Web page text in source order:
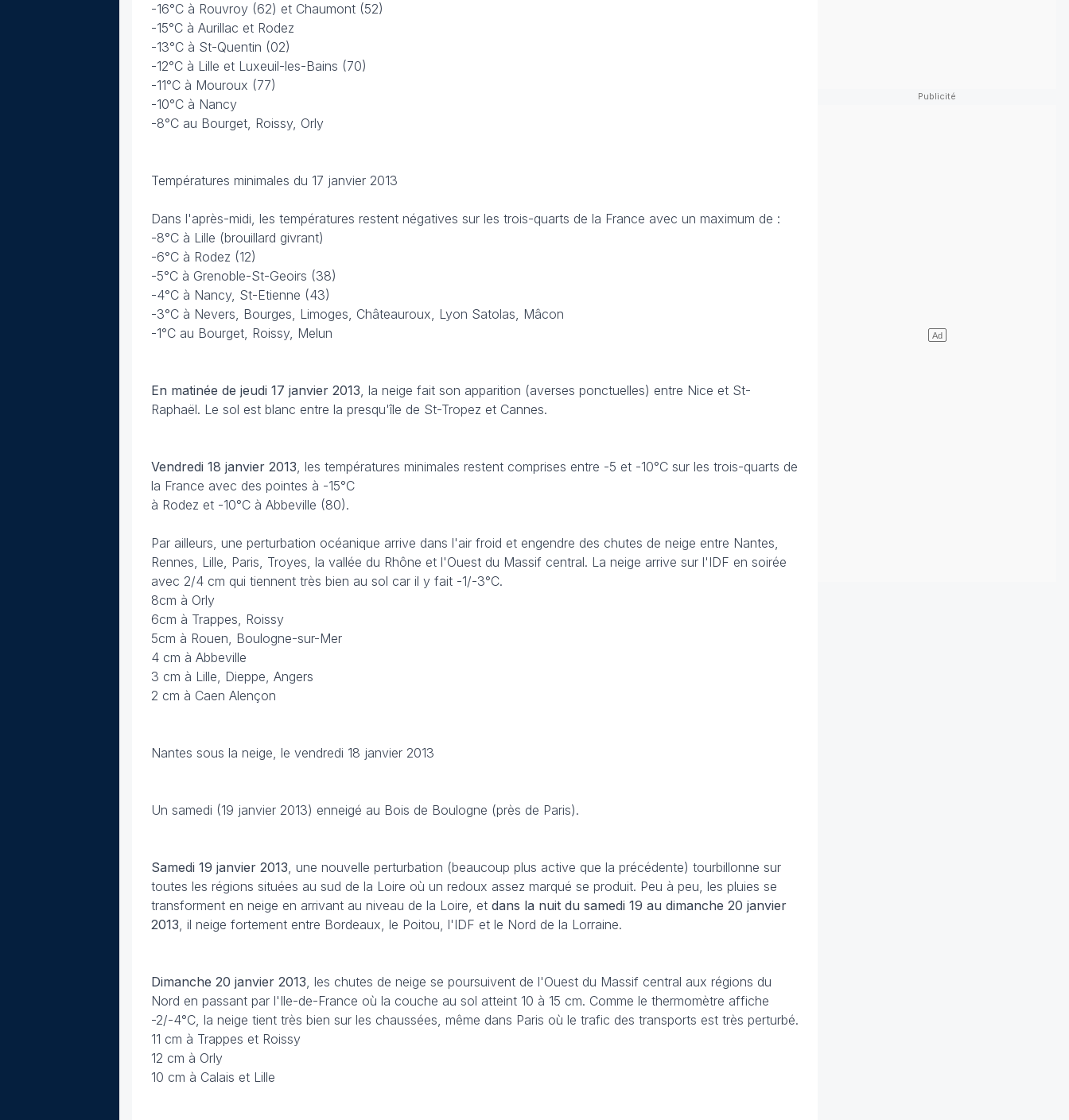
-16°C à Rouvroy (62) et Chaumont (52)
-15°C à Aurillac et Rodez
-13°C à St-Quentin (02)
-12°C à Lille et Luxeuil-les-Bains (70)
-11°C à Mouroux (77)
-10°C à Nancy
-8°C au Bourget, Roissy, Orly
Températures minimales du 17 janvier 2013
Dans l'après-midi, les températures restent négatives sur les trois-quarts de la France avec un maximum de :
-8°C à Lille (brouillard givrant)
-6°C à Rodez (12)
-5°C à Grenoble-St-Geoirs (38)
-4°C à Nancy, St-Etienne (43)
-3°C à Nevers, Bourges, Limoges, Châteauroux, Lyon Satolas, Mâcon
-1°C au Bourget, Roissy, Melun
En matinée de jeudi 17 janvier 2013, la neige fait son apparition (averses ponctuelles) entre Nice et St-
Raphaël. Le sol est blanc entre la presqu'île de St-Tropez et Cannes.
Vendredi 18 janvier 2013, les températures minimales restent comprises entre -5 et -10°C sur les trois-quarts de
la France avec des pointes à -15°C
à Rodez et -10°C à Abbeville (80).
Par ailleurs, une perturbation océanique arrive dans l'air froid et engendre des chutes de neige entre Nantes,
Rennes, Lille, Paris, Troyes, la vallée du Rhône et l'Ouest du Massif central. La neige arrive sur l'IDF en soirée
avec 2/4 cm qui tiennent très bien au sol car il y fait -1/-3°C.
8cm à Orly
6cm à Trappes, Roissy
5cm à Rouen, Boulogne-sur-Mer
4 cm à Abbeville
3 cm à Lille, Dieppe, Angers
2 cm à Caen Alençon
Nantes sous la neige, le vendredi 18 janvier 2013
Un samedi (19 janvier 2013) enneigé au Bois de Boulogne (près de Paris).
Samedi 19 janvier 2013, une nouvelle perturbation (beaucoup plus active que la précédente) tourbillonne sur
toutes les régions situées au sud de la Loire où un redoux assez marqué se produit. Peu à peu, les pluies se
transforment en neige en arrivant au niveau de la Loire, et dans la nuit du samedi 19 au dimanche 20 janvier
2013, il neige fortement entre Bordeaux, le Poitou, l'IDF et le Nord de la Lorraine.
Dimanche 20 janvier 2013, les chutes de neige se poursuivent de l'Ouest du Massif central aux régions du
Nord en passant par l'Ile-de-France où la couche au sol atteint 10 à 15 cm. Comme le thermomètre affiche
-2/-4°C, la neige tient très bien sur les chaussées, même dans Paris où le trafic des transports est très perturbé.
11 cm à Trappes et Roissy
12 cm à Orly
10 cm à Calais et Lille